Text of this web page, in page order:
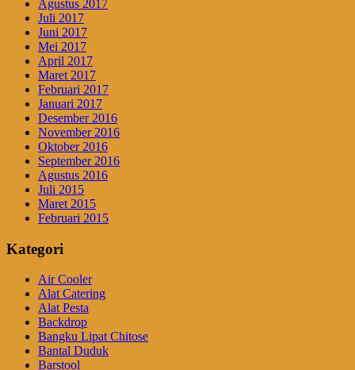
Agustus 2017
Juli 2017
Juni 2017
Mei 2017
April 2017
Maret 2017
Februari 2017
Januari 2017
Desember 2016
November 2016
Oktober 2016
September 2016
Agustus 2016
Juli 2015
Maret 2015
Februari 2015
Kategori
Air Cooler
Alat Catering
Alat Pesta
Backdrop
Bangku Lipat Chitose
Bantal Duduk
Barstool